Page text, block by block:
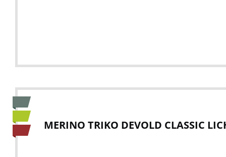
MERINO TRIKO DEVOLD CLASSIC